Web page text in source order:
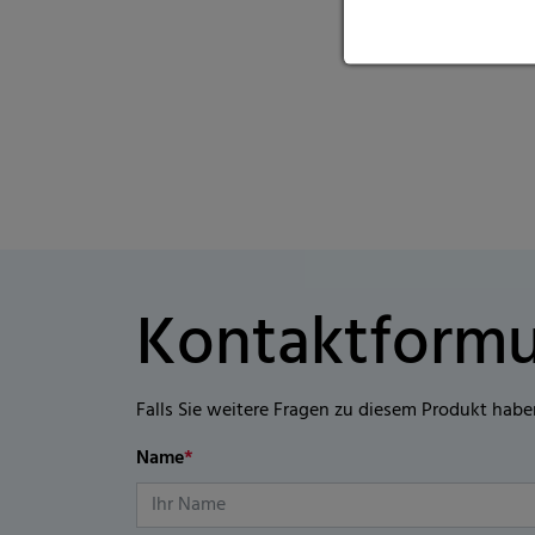
Falls Sie weitere Fragen zu diesem Produkt
Name*